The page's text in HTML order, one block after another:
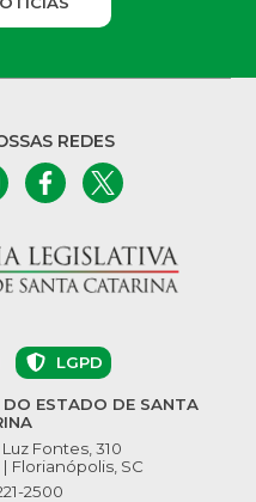
REDES
LGPD
ESTADO DE SANTA
Fontes, 310
Florianópolis, SC
2500